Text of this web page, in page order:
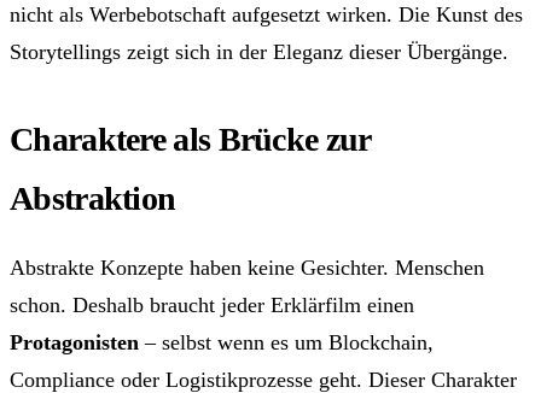
nicht als Werbebotschaft aufgesetzt wirken. Die Kunst des
Storytellings zeigt sich in der Eleganz dieser Übergänge.
Charaktere als Brücke zur
Abstraktion
Abstrakte Konzepte haben keine Gesichter. Menschen
schon. Deshalb braucht jeder Erklärfilm einen
Protagonisten – selbst wenn es um Blockchain,
Compliance oder Logistikprozesse geht. Dieser Charakter